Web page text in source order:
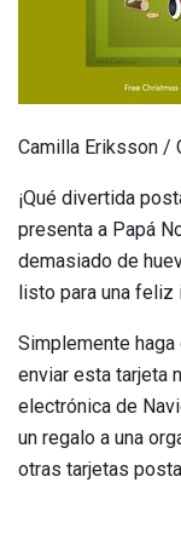
Camilla Eriksson /
¡Qué divertida
presenta a Papá
demasiado de
listo para una
Simplemente
enviar esta tarjeta
electrónica de
un regalo a una
otras tarjetas